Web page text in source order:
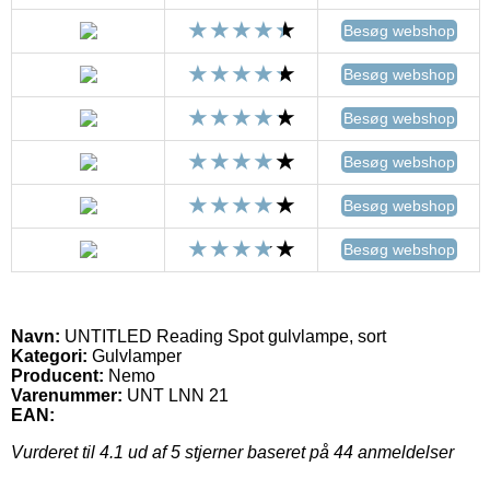
Besøg webshop
Besøg webshop
Besøg webshop
Besøg webshop
Besøg webshop
Besøg webshop
Navn: UNTITLED Reading Spot gulvlampe, sort
Kategori: Gulvlamper
Producent: Nemo
Varenummer: UNT LNN 21
EAN:
Vurderet til 4.1 ud af 5 stjerner baseret på 44 anmeldelser